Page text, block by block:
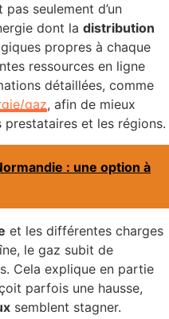
seulement d’un
dont la distribution
propres à chaque
ressources en ligne
détaillées, comme
gaz, afin de mieux
et les régions.
: une option à
et les différentes charges
le gaz subit de
Cela explique en partie
parfois une hausse,
semblent stagner.